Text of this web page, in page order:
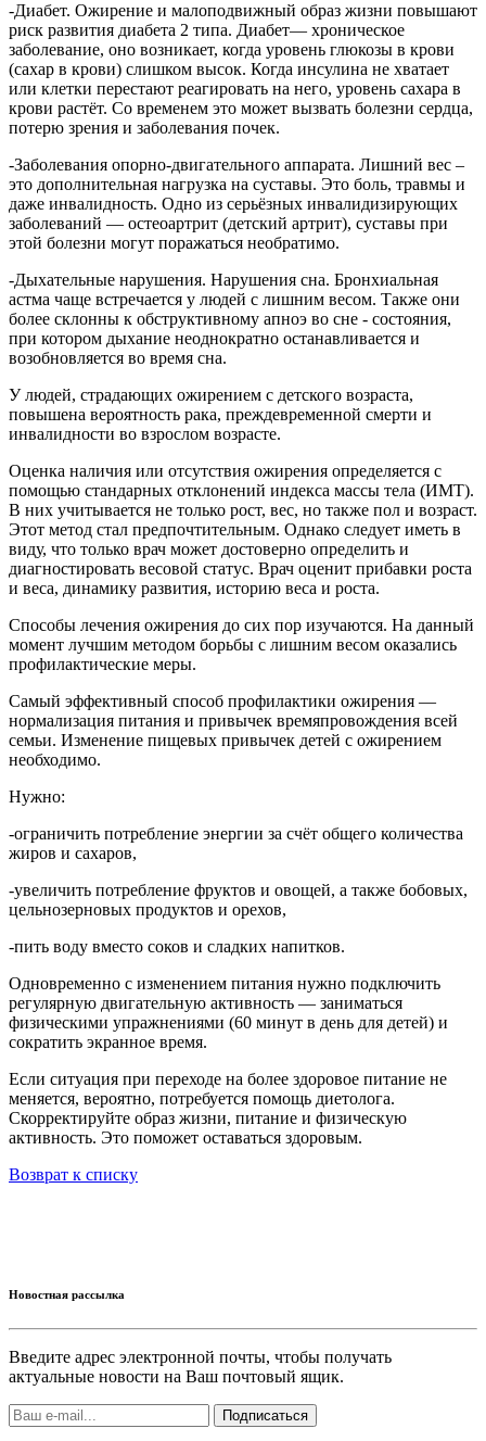
-Диабет. Ожирение и малоподвижный образ жизни повышают
риск развития диабета 2 типа. Диабет— хроническое
заболевание, оно возникает, когда уровень глюкозы в крови
(сахар в крови) слишком высок. Когда инсулина не хватает
или клетки перестают реагировать на него, уровень сахара в
крови растёт. Со временем это может вызвать болезни сердца,
потерю зрения и заболевания почек.
-Заболевания опорно-двигательного аппарата. Лишний вес –
это дополнительная нагрузка на суставы. Это боль, травмы и
даже инвалидность. Одно из серьёзных инвалидизирующих
заболеваний — остеоартрит (детский артрит), суставы при
этой болезни могут поражаться необратимо.
-Дыхательные нарушения. Нарушения сна. Бронхиальная
астма чаще встречается у людей с лишним весом. Также они
более склонны к обструктивному апноэ во сне - состояния,
при котором дыхание неоднократно останавливается и
возобновляется во время сна.
У людей, страдающих ожирением с детского возраста,
повышена вероятность рака, преждевременной смерти и
инвалидности во взрослом возрасте.
Оценка наличия или отсутствия ожирения определяется с
помощью стандарных отклонений индекса массы тела (ИМТ).
В них учитывается не только рост, вес, но также пол и возраст.
Этот метод стал предпочтительным. Однако следует иметь в
виду, что только врач может достоверно определить и
диагностировать весовой статус. Врач оценит прибавки роста
и веса, динамику развития, историю веса и роста.
Способы лечения ожирения до сих пор изучаются. На данный
момент лучшим методом борьбы с лишним весом оказались
профилактические меры.
Самый эффективный способ профилактики ожирения —
нормализация питания и привычек времяпровождения всей
семьи. Изменение пищевых привычек детей с ожирением
необходимо.
Нужно:
-ограничить потребление энергии за счёт общего количества
жиров и сахаров,
-увеличить потребление фруктов и овощей, а также бобовых,
цельнозерновых продуктов и орехов,
-пить воду вместо соков и сладких напитков.
Одновременно с изменением питания нужно подключить
регулярную двигательную активность — заниматься
физическими упражнениями (60 минут в день для детей) и
сократить экранное время.
Если ситуация при переходе на более здоровое питание не
меняется, вероятно, потребуется помощь диетолога.
Скорректируйте образ жизни, питание и физическую
активность. Это поможет оставаться здоровым.
Возврат к списку
Новостная рассылка
Введите адрес электронной почты, чтобы получать
актуальные новости на Ваш почтовый ящик.
Подписаться